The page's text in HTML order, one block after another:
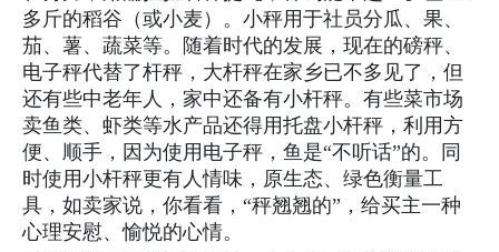
多斤的稻谷（或小麦）。小秤用于社员分瓜、果、
茄、薯、蔬菜等。随着时代的发展，现在的磅秤、
电子秤代替了杆秤，大杆秤在家乡已不多见了，但
还有些中老年人，家中还备有小杆秤。有些菜市场
卖鱼类、虾类等水产品还得用托盘小杆秤，利用方
便、顺手，因为使用电子秤，鱼是“不听话”的。同
时使用小杆秤更有人情味，原生态、绿色衡量工
具，如卖家说，你看看，“秤翘翘的”，给买主一种
心理安慰、愉悦的心情。